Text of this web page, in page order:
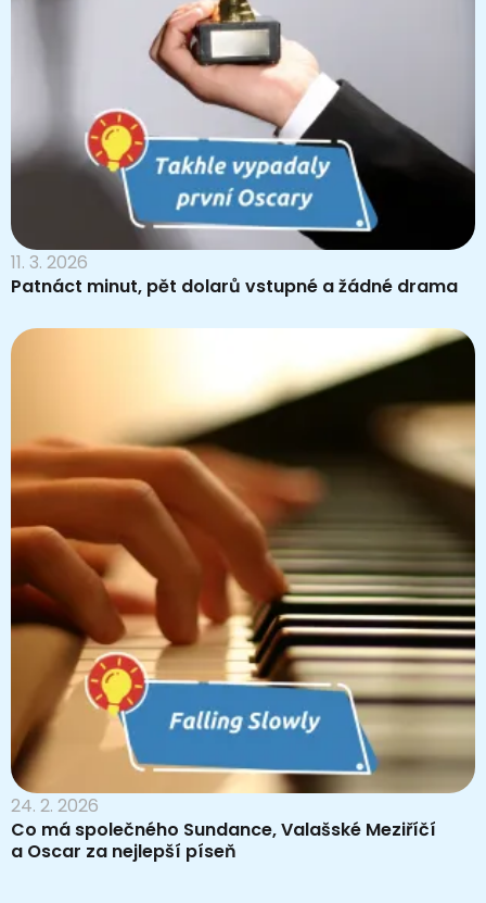
11. 3. 2026
Patnáct minut, pět dolarů vstupné a žádné drama
24. 2. 2026
Co má společného Sundance, Valašské Meziříčí
a Oscar za nejlepší píseň